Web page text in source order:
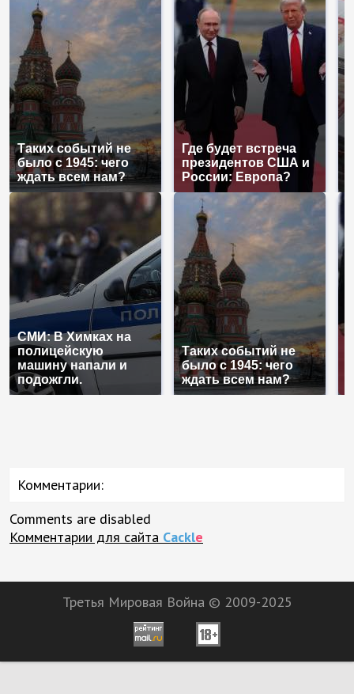
Таких событий не
было с 1945: чего
ждать всем нам?
Где будет встреча
президентов США и
России: Европа?
СМИ: В Химках на
полицейскую
машину напали и
подожгли.
Таких событий не
было с 1945: чего
ждать всем нам?
Комментарии:
Comments are disabled
Комментарии для сайта Cackle
Третья Мировая Война © 2009-2025